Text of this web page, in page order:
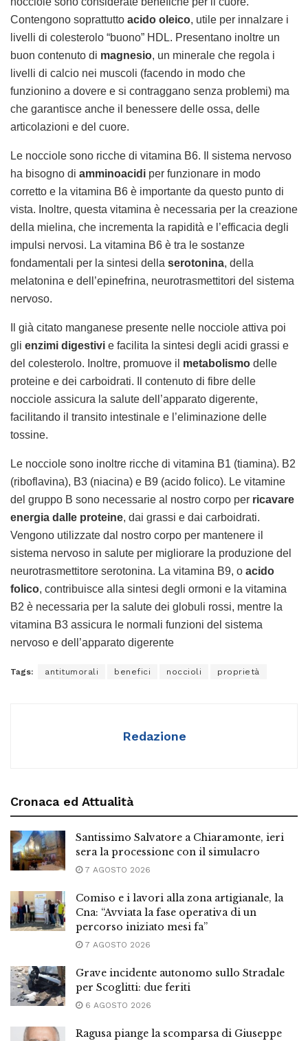
Contengono soprattutto acido oleico, utile per innalzare i
livelli di colesterolo “buono” HDL. Presentano inoltre un
buon contenuto di magnesio, un minerale che regola i
livelli di calcio nei muscoli (facendo in modo che
funzionino a dovere e si contraggano senza problemi) ma
che garantisce anche il benessere delle ossa, delle
articolazioni e del cuore.
Le nocciole sono ricche di vitamina B6. Il sistema nervoso
ha bisogno di amminoacidi per funzionare in modo
corretto e la vitamina B6 è importante da questo punto di
vista. Inoltre, questa vitamina è necessaria per la creazione
della mielina, che incrementa la rapidità e l’efficacia degli
impulsi nervosi. La vitamina B6 è tra le sostanze
fondamentali per la sintesi della serotonina, della
melatonina e dell’epinefrina, neurotrasmettitori del sistema
nervoso.
Il già citato manganese presente nelle nocciole attiva poi
gli enzimi digestivi e facilita la sintesi degli acidi grassi e
del colesterolo. Inoltre, promuove il metabolismo delle
proteine e dei carboidrati. Il contenuto di fibre delle
nocciole assicura la salute dell’apparato digerente,
facilitando il transito intestinale e l’eliminazione delle
tossine.
Le nocciole sono inoltre ricche di vitamina B1 (tiamina). B2
(riboflavina), B3 (niacina) e B9 (acido folico). Le vitamine
del gruppo B sono necessarie al nostro corpo per ricavare
energia dalle proteine, dai grassi e dai carboidrati.
Vengono utilizzate dal nostro corpo per mantenere il
sistema nervoso in salute per migliorare la produzione del
neurotrasmettitore serotonina. La vitamina B9, o acido
folico, contribuisce alla sintesi degli ormoni e la vitamina
B2 è necessaria per la salute dei globuli rossi, mentre la
vitamina B3 assicura le normali funzioni del sistema
nervoso e dell’apparato digerente
Tags: antitumorali benefici noccioli proprietà
Redazione
Cronaca ed Attualità
Santissimo Salvatore a Chiaramonte, ieri
sera la processione con il simulacro
7 AGOSTO 2026
Comiso e i lavori alla zona artigianale, la
Cna: “Avviata la fase operativa di un
percorso iniziato mesi fa”
7 AGOSTO 2026
Grave incidente autonomo sullo Stradale
per Scoglitti: due feriti
6 AGOSTO 2026
Ragusa piange la scomparsa di Giuseppe